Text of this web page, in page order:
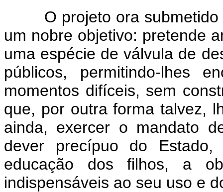
O projeto ora submetido à
um nobre objetivo: pretende
uma espécie de válvula de
públicos, permitindo-lhes
momentos difíceis, sem
que, por outra forma talvez,
ainda, exercer o mandato
dever precípuo do
educação dos filhos, a
indispensáveis ao seu uso e